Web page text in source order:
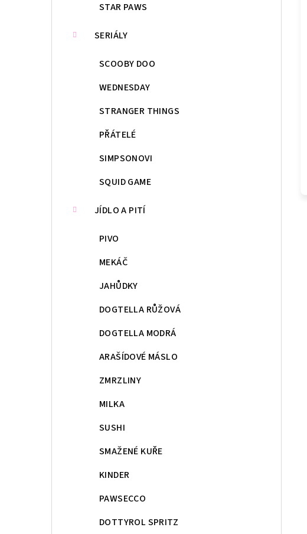
STAR PAWS
SERIÁLY
SCOOBY DOO
WEDNESDAY
STRANGER THINGS
PŘÁTELÉ
SIMPSONOVI
SQUID GAME
JÍDLO A PITÍ
PIVO
MEKÁČ
JAHŮDKY
DOGTELLA RŮŽOVÁ
DOGTELLA MODRÁ
ARAŠÍDOVÉ MÁSLO
ZMRZLINY
MILKA
SUSHI
SMAŽENÉ KUŘE
KINDER
PAWSECCO
DOTTYROL SPRITZ